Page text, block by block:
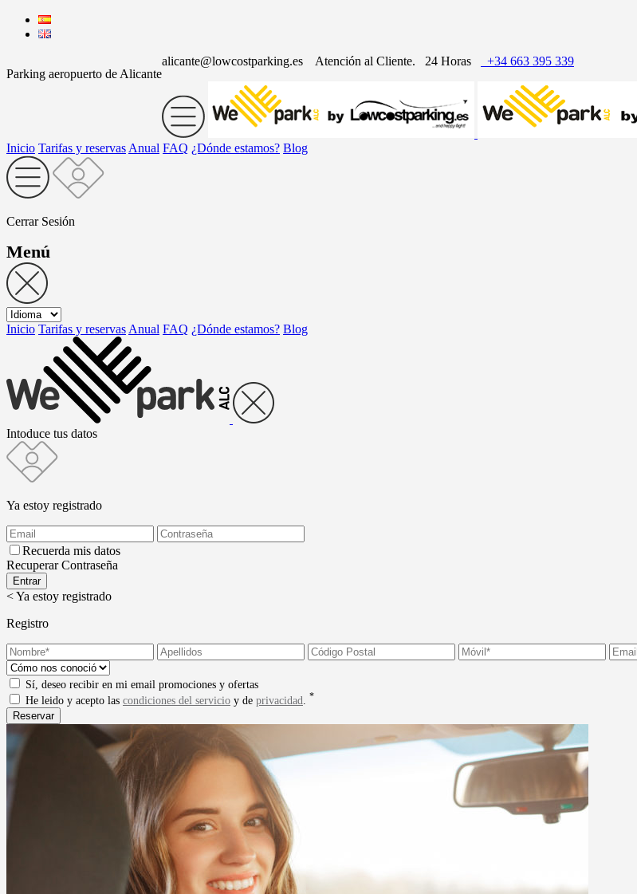
Parking aeropuerto de Alicante
alicante@lowcostparking.es Atención al Cliente. 24 Horas +34 663 395 339
Inicio Tarifas y reservas Anual FAQ ¿Dónde estamos? Blog
Cerrar Sesión
Menú
Inicio Tarifas y reservas Anual FAQ ¿Dónde estamos? Blog
Intoduce tus datos
Ya estoy registrado
Recuerda mis datos
Recuperar Contraseña
< Ya estoy registrado
Registro
Sí, deseo recibir en mi email promociones y ofertas
He leido y acepto las condiciones del servicio y de privacidad. *